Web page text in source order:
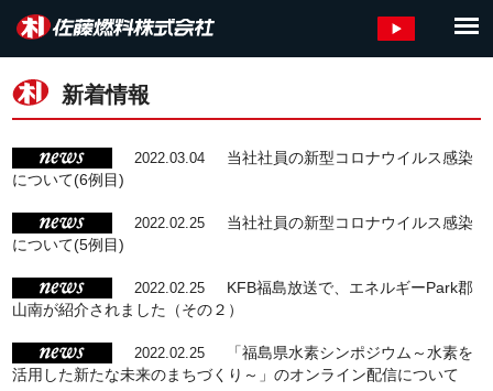
新着情報
2022.03.04
当社社員の新型コロナウイルス感染
について(6例目)
2022.02.25
当社社員の新型コロナウイルス感染
について(5例目)
2022.02.25
KFB福島放送で、エネルギーPark郡
山南が紹介されました（その２）
2022.02.25
「福島県水素シンポジウム～水素を
活用した新たな未来のまちづくり～」のオンライン配信について